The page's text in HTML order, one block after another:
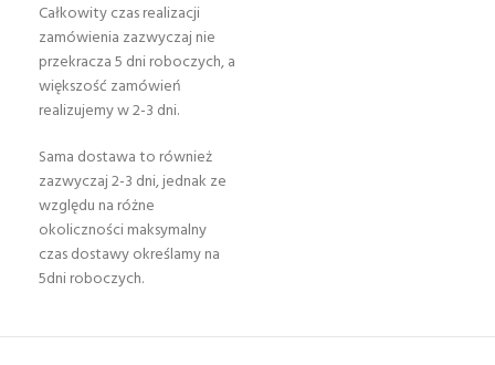
Całkowity czas realizacji
zamówienia zazwyczaj nie
przekracza 5 dni roboczych, a
większość zamówień
realizujemy w 2-3 dni.
Sama dostawa to również
zazwyczaj 2-3 dni, jednak ze
względu na różne
okoliczności maksymalny
czas dostawy określamy na
5dni roboczych.